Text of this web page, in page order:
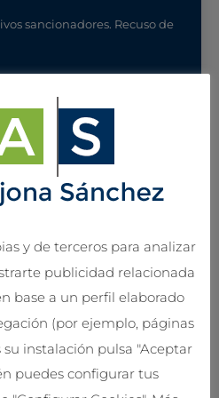
sancionadores. Recuso de
y de terceros para analizar
publicidad relacionada
base a un perfil elaborado
(por ejemplo, páginas
su instalación pulsa "Aceptar
puedes configurar tus